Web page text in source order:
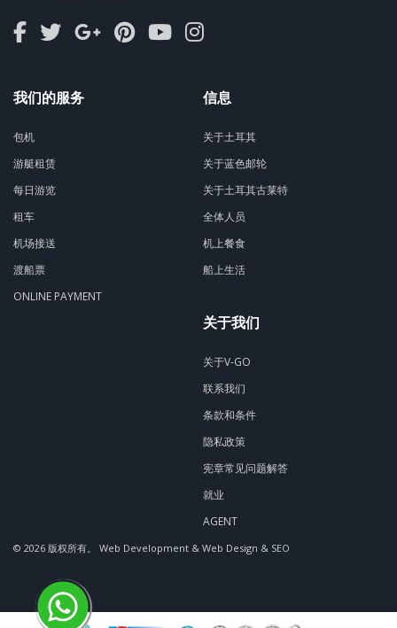
我们的服务
包机
游艇租赁
每日游览
租车
机场接送
渡船票
ONLINE PAYMENT
信息
关于土耳其
关于蓝色邮轮
关于土耳其古莱特
全体人员
机上餐食
船上生活
关于我们
关于V-GO
联系我们
条款和条件
隐私政策
宪章常见问题解答
就业
AGENT
© 2026 版权所有。 Web Development & Web Design & SEO